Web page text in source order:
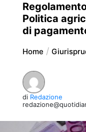
Politica
di
Home
di Redazione